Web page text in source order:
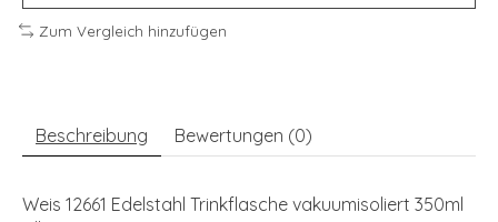
Zum Vergleich hinzufügen
Beschreibung Bewertungen (0)
Weis 12661 Edelstahl Trinkflasche vakuumisoliert 350ml